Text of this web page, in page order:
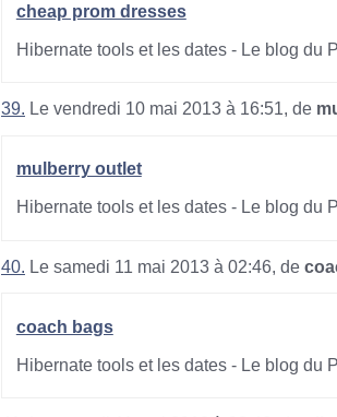
cheap prom dresses
Hibernate tools et les dates - Le blog du
39. Le vendredi 10 mai 2013 à 16:51, de
mulberry outlet
Hibernate tools et les dates - Le blog du
40. Le samedi 11 mai 2013 à 02:46, de
coach bags
Hibernate tools et les dates - Le blog du